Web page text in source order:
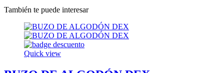
También te puede interesar
Quick view